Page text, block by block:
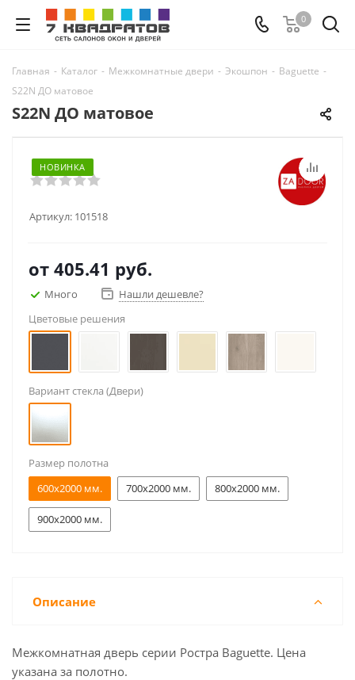
0
Главная - Каталог - Межкомнатные двери - Экошпон - Baguette -
S22N ДО матовое
S22N ДО матовое
НОВИНКА
Артикул: 101518
от 405.41 руб.
Много
Нашли дешевле?
Цветовые решения
Вариант стекла (Двери)
Размер полотна
600x2000 мм.
700x2000 мм. 800x2000 мм.
900x2000 мм.
Описание
Межкомнатная дверь серии Ростра Baguette. Цена
указана за полотно.